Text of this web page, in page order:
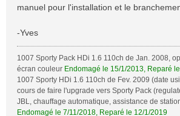
manuel pour l'installation et le
-Yves
1007 Sporty Pack HDi 1.6 110ch de Jan. 2008,
écran couleur Endomagé le 15/1/2013, Reparé
1007 Sporty HDi 1.6 110ch de Fev. 2009 (date
cours de faire l'upgrade vers Sporty Pack
JBL, chauffage automatique, assistance de
Endomagé le 7/11/2018, Reparé le 12/1/2019